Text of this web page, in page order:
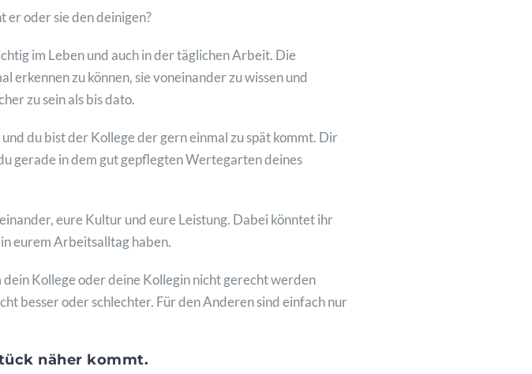
er oder sie den deinigen?
im Leben und auch in der täglichen Arbeit. Die
zu können, sie voneinander zu wissen und
zu sein als bis dato.
du bist der Kollege der gern einmal zu spät kommt. Dir
gerade in dem gut gepflegten Wertegarten deines
eure Kultur und eure Leistung. Dabei könntet ihr
eurem Arbeitsalltag haben.
Kollege oder deine Kollegin nicht gerecht werden
besser oder schlechter. Für den Anderen sind einfach nur
näher kommt.